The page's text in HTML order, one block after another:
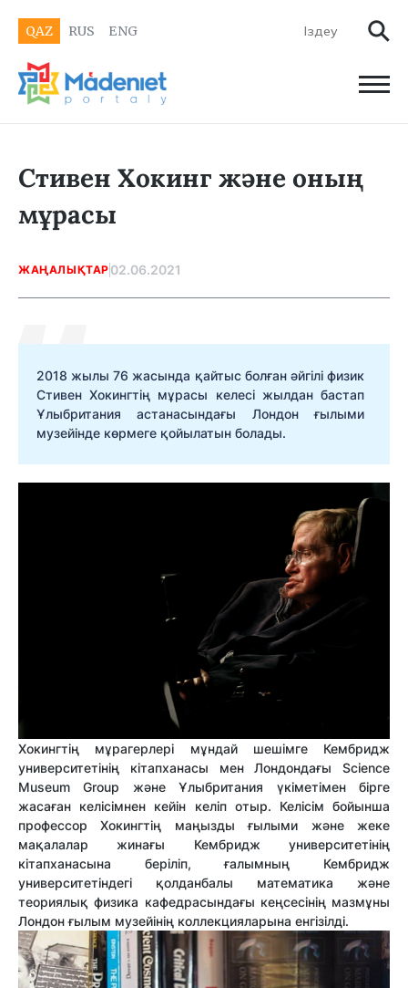
QAZ RUS ENG
Стивен Хокинг және оның
мұрасы
ЖАҢАЛЫҚТАР 02.06.2021
2018 жылы 76 жасында қайтыс болған әйгілі физик
Стивен Хокингтің мұрасы келесі жылдан бастап
Ұлыбритания астанасындағы Лондон ғылыми
музейінде көрмеге қойылатын болады.
Хокингтің мұрагерлері мұндай шешімге Кембридж
университетінің кітапханасы мен Лондондағы Science
Museum Group және Ұлыбритания үкіметімен бірге
жасаған келісімнен кейін келіп отыр. Келісім бойынша
профессор Хокингтің маңызды ғылыми және жеке
мақалалар жинағы Кембридж университетінің
кітапханасына беріліп, ғалымның Кембридж
университетіндегі қолданбалы математика және
теориялық физика кафедрасындағы кеңсесінің мазмұны
Лондон ғылым музейінің коллекцияларына енгізілді.